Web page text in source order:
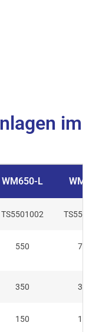
im
WM650-L
TS5501002
550
350
150